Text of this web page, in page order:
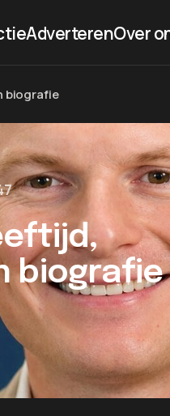
AdverterenOver
biografie
biografie